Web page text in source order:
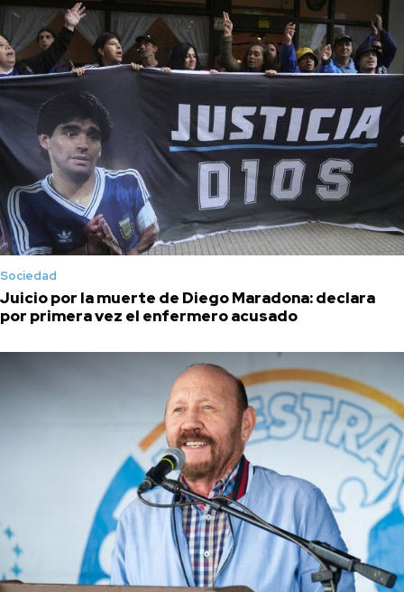
Sociedad
Juicio por la muerte de Diego Maradona: declara
por primera vez el enfermero acusado